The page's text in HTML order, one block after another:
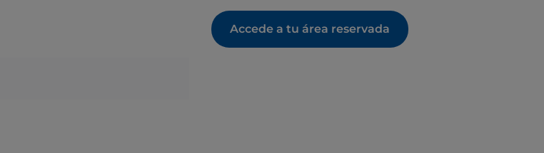
Accede a tu área reservada